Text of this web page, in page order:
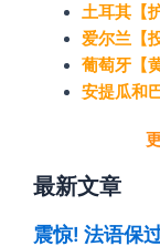
土耳其【
爱尔兰【
葡萄牙【
安提瓜和
更多
最新文章
震惊! 法语保